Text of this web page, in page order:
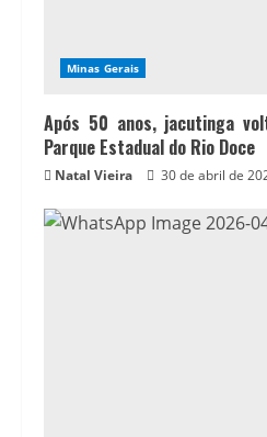
Minas Gerais
Após 50 anos, jacutinga
Parque Estadual do Rio Doce
Natal Vieira 30 de abril de